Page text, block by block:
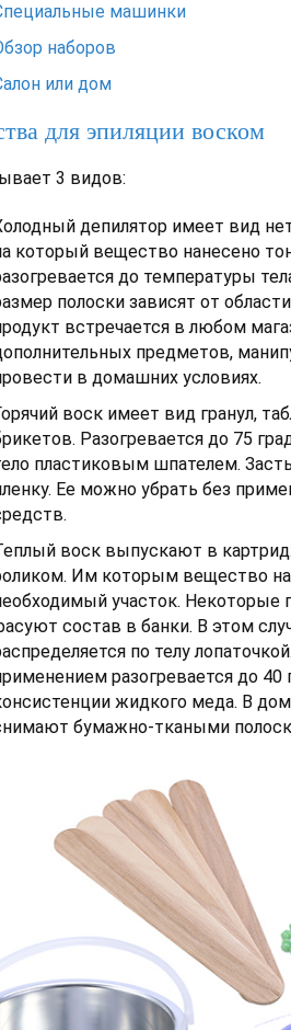
машинки
наборов
или дом
для эпиляции воском
3 видов:
депилятор имеет вид
который вещество нанесено
до температуры
полоски зависят от
встречается в любом
предметов,
в домашних условиях.
воск имеет вид гранул,
Разогревается до 75
пластиковым шпателем.
Ее можно убрать без
воск выпускают в
Им которым вещество
участок. Некоторые
состав в банки. В этом
по телу
разогревается до 40
жидкого меда. В
бумажно-ткаными